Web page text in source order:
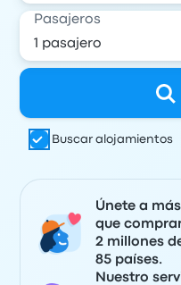
Pasajeros
Buscar alojamientos
Únete a
que
2 millones
85 países.
Nuestro